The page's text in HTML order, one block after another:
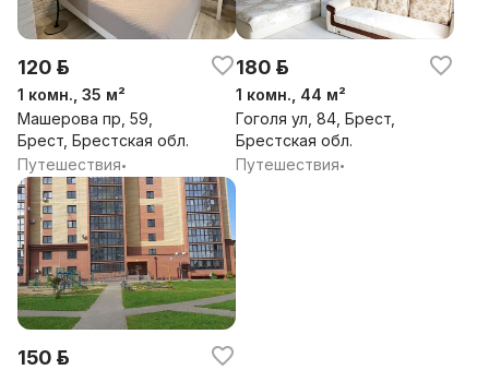
120 р.
1 комн., 35 м²
Машерова пр, 59,
Брест, Брестская обл.
Путешествия•
180 р.
1 комн., 44 м²
Гоголя ул, 84, Брест,
Брестская обл.
Путешествия•
150 р.